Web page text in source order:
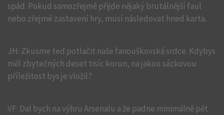
spád. Pokud samozřejmě přijde nějaký brutálnější faul
nebo zřejmé zastavení hry, musí následovat hned karta.
JH: Zkusme teď potlačit naše fanouškovská srdce. Kdybys
měl zbytečných deset tisíc korun, na jakou sázkovou
příležitost bys je vložil?
VF: Dal bych na výhru Arsenalu a že padne minimálně pět